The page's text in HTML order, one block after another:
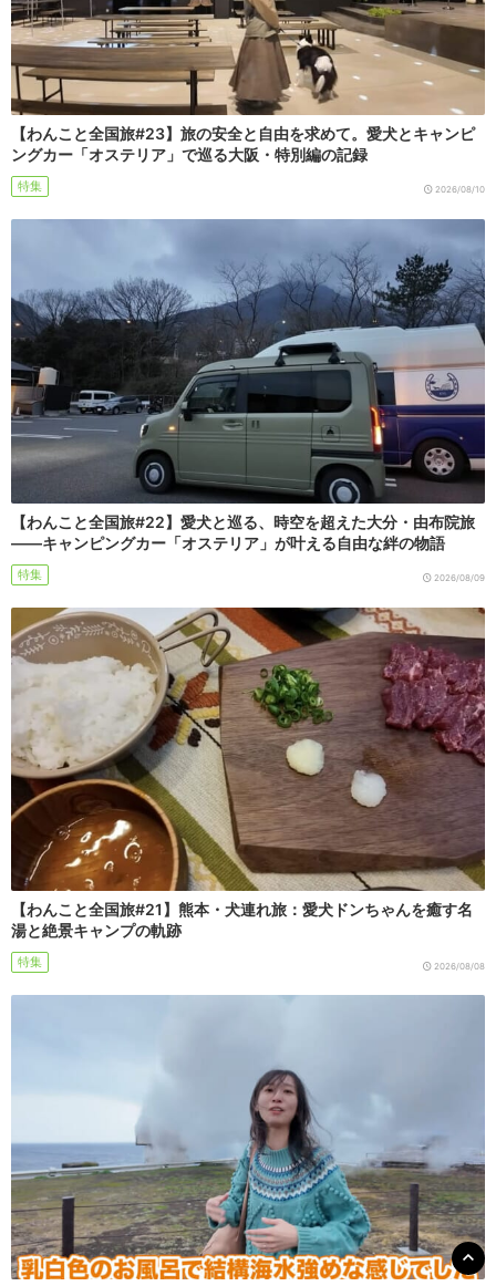
【わんこと全国旅#23】旅の安全と自由を求めて。愛犬とキャンピ
ングカー「オステリア」で巡る大阪・特別編の記録
特集 2026/08/10
【わんこと全国旅#22】愛犬と巡る、時空を超えた大分・由布院旅
――キャンピングカー「オステリア」が叶える自由な絆の物語
特集 2026/08/09
【わんこと全国旅#21】熊本・犬連れ旅：愛犬ドンちゃんを癒す名
湯と絶景キャンプの軌跡
特集 2026/08/08